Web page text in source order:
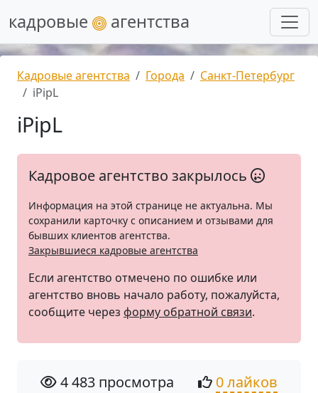
кадровые агентства
Кадровые агентства Города
Санкт-Петербург
iPipL
iPipL
Кадровое агентство закрылось
Информация на этой странице не актуальна. Мы
сохранили карточку с описанием и отзывами для
бывших клиентов агентства.
Закрывшиеся кадровые агентства
Если агентство отмечено по ошибке или
агентство вновь начало работу, пожалуйста,
сообщите через форму обратной связи.
4 483 просмотра
0 лайков